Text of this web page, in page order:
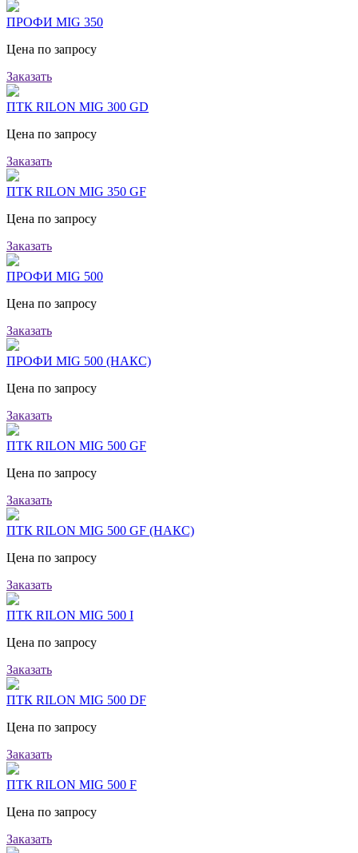
ПРОФИ MIG 350
Цена по запросу
Заказать
ПТК RILON MIG 300 GD
Цена по запросу
Заказать
ПТК RILON MIG 350 GF
Цена по запросу
Заказать
ПРОФИ MIG 500
Цена по запросу
Заказать
ПРОФИ MIG 500 (НАКС)
Цена по запросу
Заказать
ПТК RILON MIG 500 GF
Цена по запросу
Заказать
ПТК RILON MIG 500 GF (НАКС)
Цена по запросу
Заказать
ПТК RILON MIG 500 I
Цена по запросу
Заказать
ПТК RILON MIG 500 DF
Цена по запросу
Заказать
ПТК RILON MIG 500 F
Цена по запросу
Заказать